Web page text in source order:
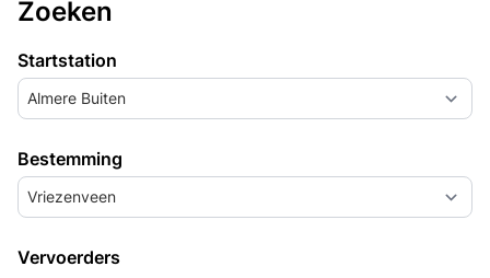
Zoeken
Startstation
Almere Buiten
Bestemming
Vriezenveen
Vervoerders